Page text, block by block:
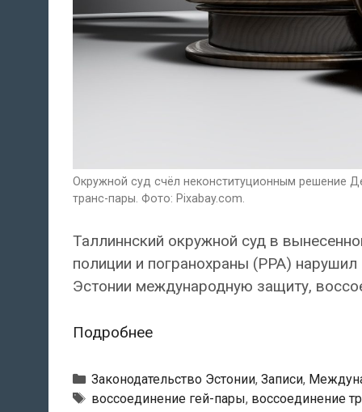
Окружной суд счёл неконституционным решение
транс-пары. Фото: Pixabay.com.
Таллиннский окружной суд в
полиции и погранохраны (PPA)
Эстонии международную защиту,
ПодробнееОкружной
счёл
неконституционным
Рубрики
Законодательство Эстонии, Записи,
Тэги
воссоединение гей-пары, воссоединение